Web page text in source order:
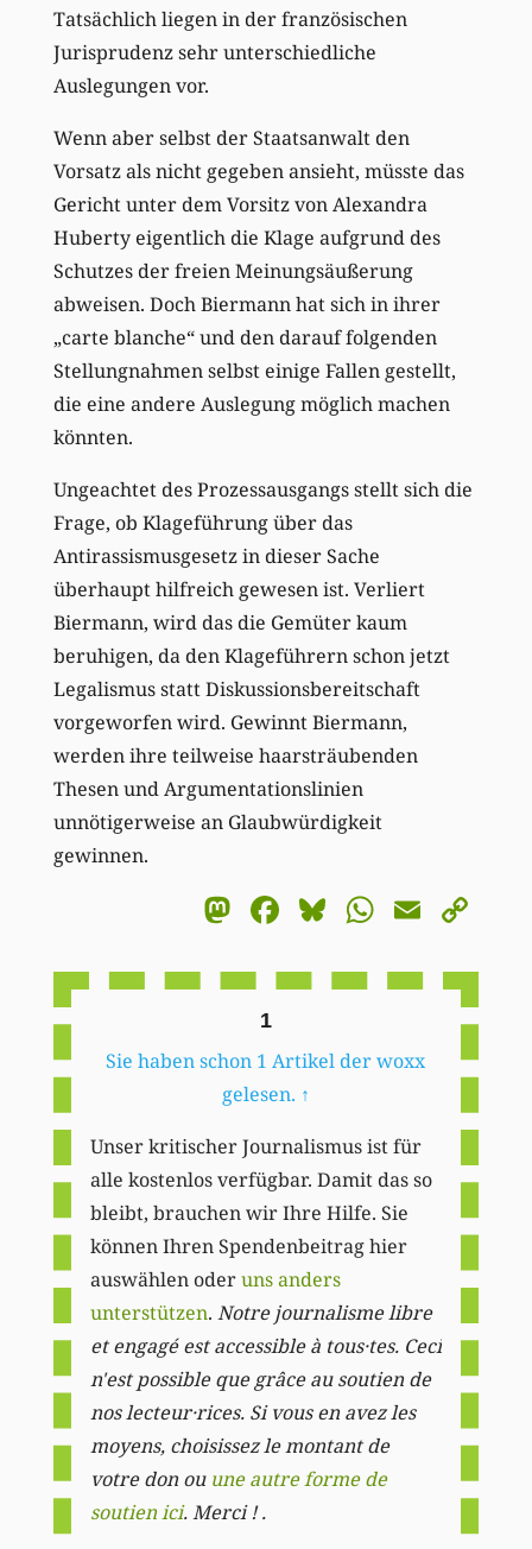
Tatsächlich liegen in der französischen
Jurisprudenz sehr unterschiedliche
Auslegungen vor.
Wenn aber selbst der Staatsanwalt den
Vorsatz als nicht gegeben ansieht, müsste das
Gericht unter dem Vorsitz von Alexandra
Huberty eigentlich die Klage aufgrund des
Schutzes der freien Meinungsäußerung
abweisen. Doch Biermann hat sich in ihrer
„carte blanche“ und den darauf folgenden
Stellungnahmen selbst einige Fallen gestellt,
die eine andere Auslegung möglich machen
könnten.
Ungeachtet des Prozessausgangs stellt sich die
Frage, ob Klageführung über das
Antirassismusgesetz in dieser Sache
überhaupt hilfreich gewesen ist. Verliert
Biermann, wird das die Gemüter kaum
beruhigen, da den Klageführern schon jetzt
Legalismus statt Diskussionsbereitschaft
vorgeworfen wird. Gewinnt Biermann,
werden ihre teilweise haarsträubenden
Thesen und Argumentationslinien
unnötigerweise an Glaubwürdigkeit
gewinnen.
Mastodon
Facebook
BlueskyEmail
1
Sie haben schon 1 Artikel der woxx
gelesen. ↑
Unser kritischer Journalismus ist für
alle kostenlos verfügbar. Damit das so
bleibt, brauchen wir Ihre Hilfe. Sie
können Ihren Spendenbeitrag hier
auswählen oderuns anders
unterstützen. Notre journalisme libre
et engagé est accessible à tous·tes. Ceci
n'est possible que grâce au soutien de
nos lecteur·rices. Si vous en avez les
moyens, choisissez le montant de
votre don ou une autre forme de
soutien ici. Merci ! .